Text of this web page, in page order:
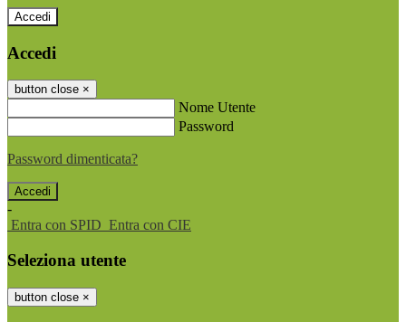
Accedi
Accedi
button close ×
Nome Utente
Password
Password dimenticata?
-
Entra con SPID Entra con CIE
Seleziona utente
button close ×